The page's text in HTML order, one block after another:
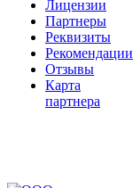
Лицензии
Партнеры
Реквизиты
Рекомендации
Отзывы
Карта
партнера